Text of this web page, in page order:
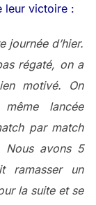
leur victoire :
journée d’hier.
régaté, on a
motivé. On
lancée
par match
Nous avons 5
ramasser un
la suite et se